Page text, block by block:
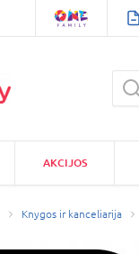
AKCIJOS
Knygos ir kanceliarija